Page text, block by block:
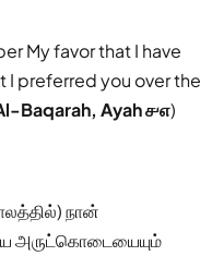
My favor that I have
preferred you over the
Baqarah, Ayah ௪௭)
நான்
அருட்கொடையையும்